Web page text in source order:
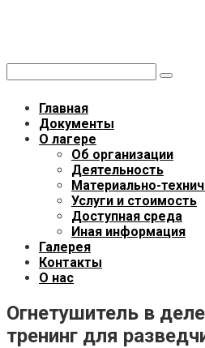
Главная
Документы
О лагере
Об организации
Деятельность
Материально-
Услуги и стоимость
Доступная среда
Иная информация
Галерея
Контакты
О нас
Огнетушитель в
тренинг для